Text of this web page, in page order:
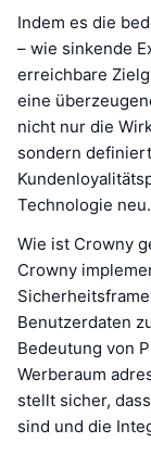
Indem es die
– wie sinkende
erreichbare
eine
nicht nur die
sondern
Technologie neu.
Wie ist Crowny
Crowny
Benutzerdaten
Bedeutung von
Werberaum
stellt sicher,
sind und die